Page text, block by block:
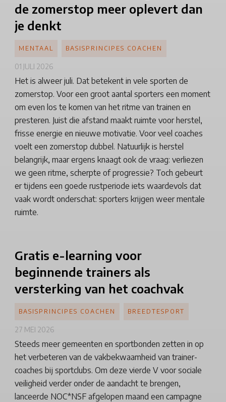
de zomerstop meer oplevert dan
je denkt
Het is alweer juli. Dat betekent in vele sporten de
zomerstop. Voor een groot aantal sporters een moment
om even los te komen van het ritme van trainen en
presteren. Juist die afstand maakt ruimte voor herstel,
frisse energie en nieuwe motivatie. Voor veel coaches
voelt een zomerstop dubbel. Natuurlijk is herstel
belangrijk, maar ergens knaagt ook de vraag: verliezen
we geen ritme, scherpte of progressie? Toch gebeurt
er tijdens een goede rustperiode iets waardevols dat
vaak wordt onderschat: sporters krijgen weer mentale
ruimte.
MENTAAL BASISPRINCIPES COACHEN
01 JULI 2026
Gratis e-learning voor
beginnende trainers als
versterking van het coachvak
Steeds meer gemeenten en sportbonden zetten in op
het verbeteren van de vakbekwaamheid van trainer-
coaches bij sportclubs. Om deze vierde V voor sociale
veiligheid verder onder de aandacht te brengen,
lanceerde NOC*NSF afgelopen maand een campagne
BASISPRINCIPES COACHEN BREEDTESPORT
27 MEI 2026